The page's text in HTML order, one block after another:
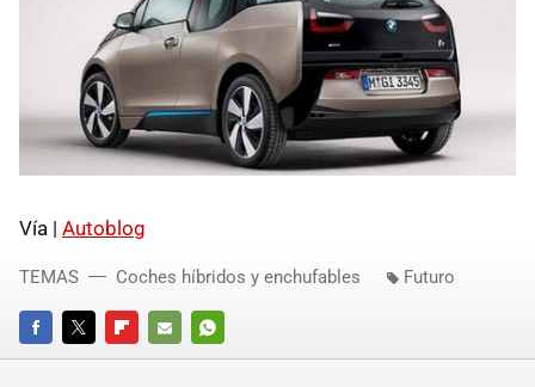
Vía | Autoblog
FACEBOOKTWITTERFLIPBOARD
E-
WHATSAPP
TEMAS Coches híbridos y enchufables Futuro